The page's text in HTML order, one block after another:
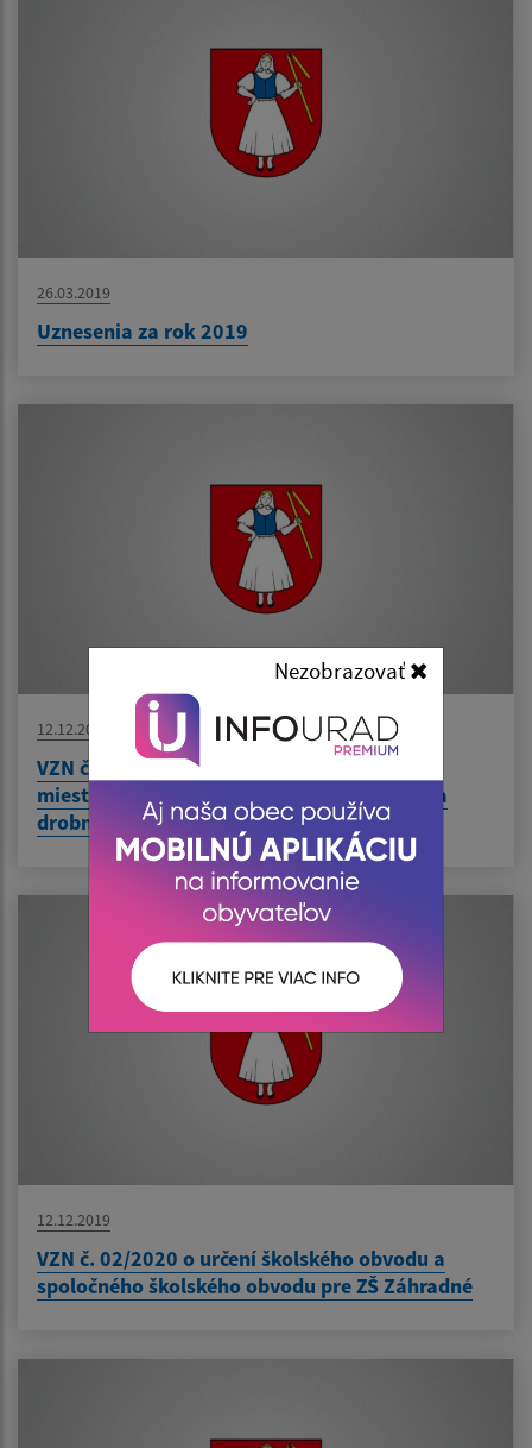
Nezobrazovať
26.03.2019
Uznesenia za rok 2019
12.12.2019
VZN č.01/2020 o miestnych daniach a o
miestnom poplatku za komunálne odpady a
drobné stavebné odpady
12.12.2019
VZN č. 02/2020 o určení školského obvodu a
spoločného školského obvodu pre ZŠ Záhradné